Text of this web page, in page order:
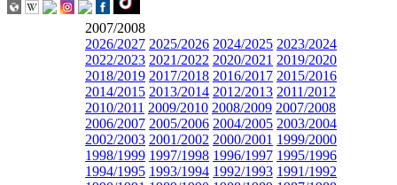
2007/2008
2026/2027 2025/2026 2024/2025 2023/2024
2022/2023 2021/2022 2020/2021 2019/2020
2018/2019 2017/2018 2016/2017 2015/2016
2014/2015 2013/2014 2012/2013 2011/2012
2010/2011 2009/2010 2008/2009 2007/2008
2006/2007 2005/2006 2004/2005 2003/2004
2002/2003 2001/2002 2000/2001 1999/2000
1998/1999 1997/1998 1996/1997 1995/1996
1994/1995 1993/1994 1992/1993 1991/1992